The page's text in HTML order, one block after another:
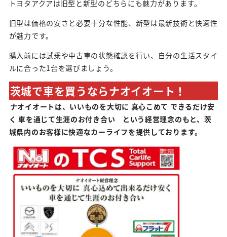
トヨタアクアは旧型と新型のどちらにも魅力があります。
旧型は価格の安さと必要十分な性能、新型は最新技術と快適性
が魅力です。
購入前には試乗や中古車の状態確認を行い、自分の生活スタイ
ルに合った1台を選びましょう。
茨城で車を買うならナオイオート！
ナオイオートは、いいものを大切に 真心こめて できるだけ安
く 車を通じて生涯のお付き合い という経営理念のもと、茨
城県内のお客様に快適なカーライフを提供しております。